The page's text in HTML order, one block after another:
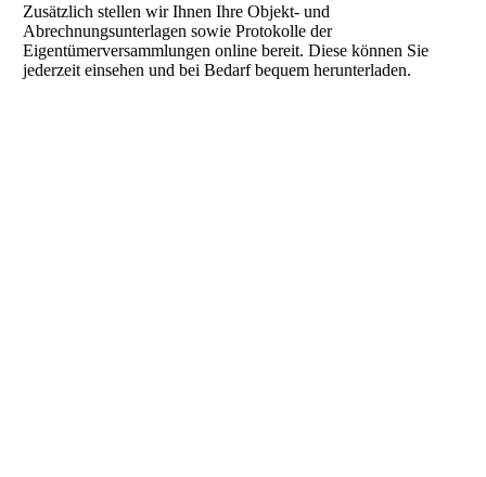
Zusätzlich stellen wir Ihnen Ihre Objekt- und
Abrechnungsunterlagen sowie Protokolle der
Eigentümerversammlungen online bereit. Diese können Sie
jederzeit einsehen und bei Bedarf bequem herunterladen.